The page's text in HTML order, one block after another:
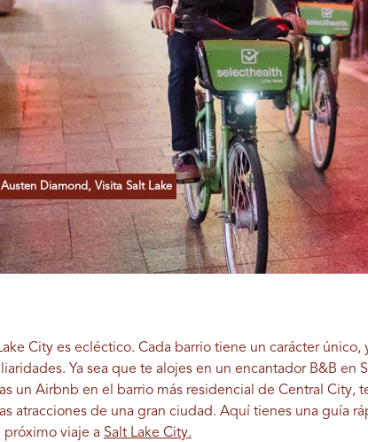
Diamond, Visita Salt Lake
City es ecléctico. Cada barrio tiene un carácter
Ya sea que te alojes en un encantador B&B
un Airbnb en el barrio más residencial de Central City,
atracciones de una gran ciudad. Aquí tienes una guía
próximo viaje a Salt Lake City.